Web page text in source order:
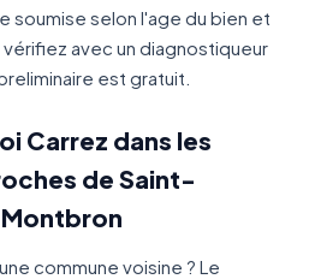
soumise selon l'age du bien et
avec un diagnostiqueur
est gratuit.
Carrez dans les
de Saint-
commune voisine ? Le